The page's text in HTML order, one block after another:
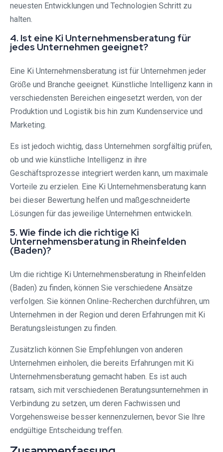
neuesten Entwicklungen und Technologien Schritt zu
halten.
4. Ist eine Ki Unternehmensberatung für
jedes Unternehmen geeignet?
Eine Ki Unternehmensberatung ist für Unternehmen jeder
Größe und Branche geeignet. Künstliche Intelligenz kann in
verschiedensten Bereichen eingesetzt werden, von der
Produktion und Logistik bis hin zum Kundenservice und
Marketing.
Es ist jedoch wichtig, dass Unternehmen sorgfältig prüfen,
ob und wie künstliche Intelligenz in ihre
Geschäftsprozesse integriert werden kann, um maximale
Vorteile zu erzielen. Eine Ki Unternehmensberatung kann
bei dieser Bewertung helfen und maßgeschneiderte
Lösungen für das jeweilige Unternehmen entwickeln.
5. Wie finde ich die richtige Ki
Unternehmensberatung in Rheinfelden
(Baden)?
Um die richtige Ki Unternehmensberatung in Rheinfelden
(Baden) zu finden, können Sie verschiedene Ansätze
verfolgen. Sie können Online-Recherchen durchführen, um
Unternehmen in der Region und deren Erfahrungen mit Ki
Beratungsleistungen zu finden.
Zusätzlich können Sie Empfehlungen von anderen
Unternehmen einholen, die bereits Erfahrungen mit Ki
Unternehmensberatung gemacht haben. Es ist auch
ratsam, sich mit verschiedenen Beratungsunternehmen in
Verbindung zu setzen, um deren Fachwissen und
Vorgehensweise besser kennenzulernen, bevor Sie Ihre
endgültige Entscheidung treffen.